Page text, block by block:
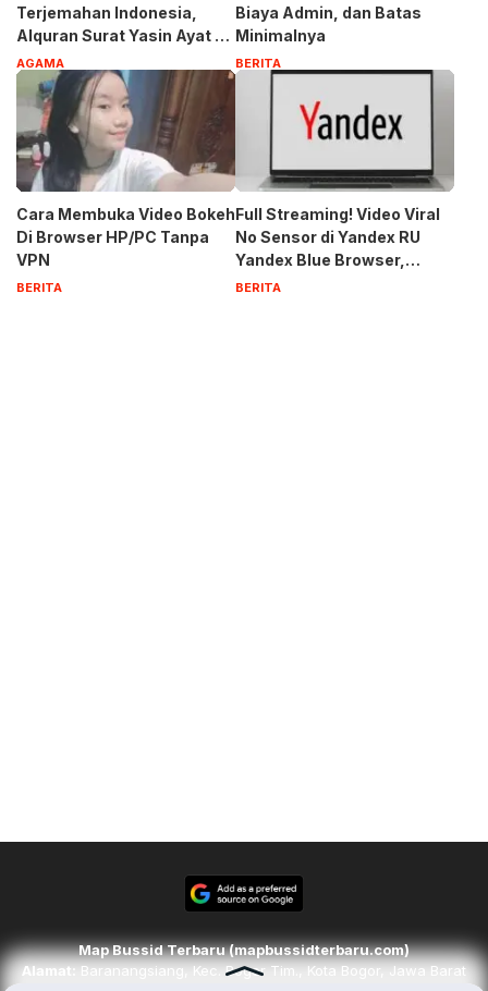
Terjemahan Indonesia,
Alquran Surat Yasin Ayat 1-
83
AGAMA
Biaya Admin, dan Batas
Minimalnya
BERITA
Cara Membuka Video Bokeh
Di Browser HP/PC Tanpa
VPN
BERITA
Full Streaming! Video Viral
No Sensor di Yandex RU
Yandex Blue Browser,
Privasi Aman Terbaru 2023
BERITA
Map Bussid Terbaru (mapbussidterbaru.com)
Alamat: Baranangsiang, Kec. Bogor Tim., Kota Bogor, Jawa Barat